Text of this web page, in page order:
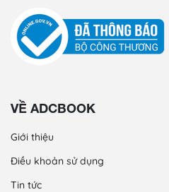
VỀ ADCBOOK
Giới thiệu
Điều khoản sử dụng
Tin tức